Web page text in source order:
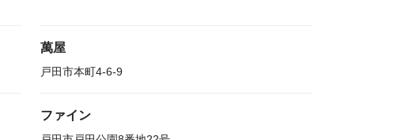
萬屋
戸田市本町4-6-9
ファイン